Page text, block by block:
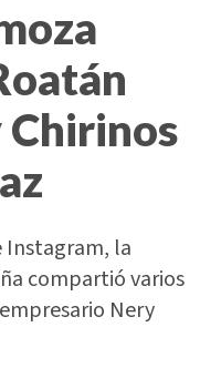
Instagram, la
compartió varios
Nery